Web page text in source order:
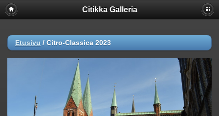
Citikka Galleria
Etusivu / Citro-Classica 2023